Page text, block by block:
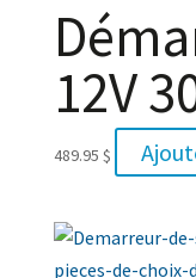
12V
489.95 $